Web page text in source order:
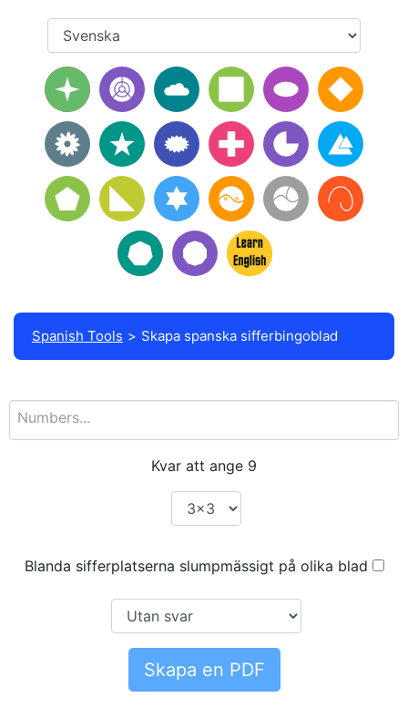
Spanish Tools Skapa spanska sifferbingoblad
Kvar att ange 9
Blanda sifferplatserna slumpmässigt på olika blad
Skapa en PDF